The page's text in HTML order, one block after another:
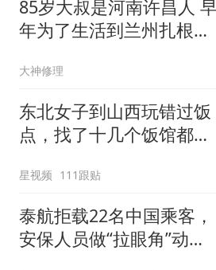
85岁大叔是河南许昌人 早
年为了生活到兰州扎根一
大神修理
东北女子到山西玩错过饭
点，找了十几个饭馆都没
星视频 111跟贴
泰航拒载22名中国乘客，
安保人员做“拉眼角”动